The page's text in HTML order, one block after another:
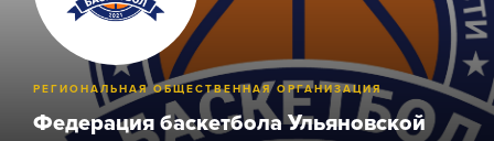
РЕГИОНАЛЬНАЯ ОБЩЕСТВЕННАЯ ОРГАНИЗАЦИЯ
Федерация баскетбола Ульяновской